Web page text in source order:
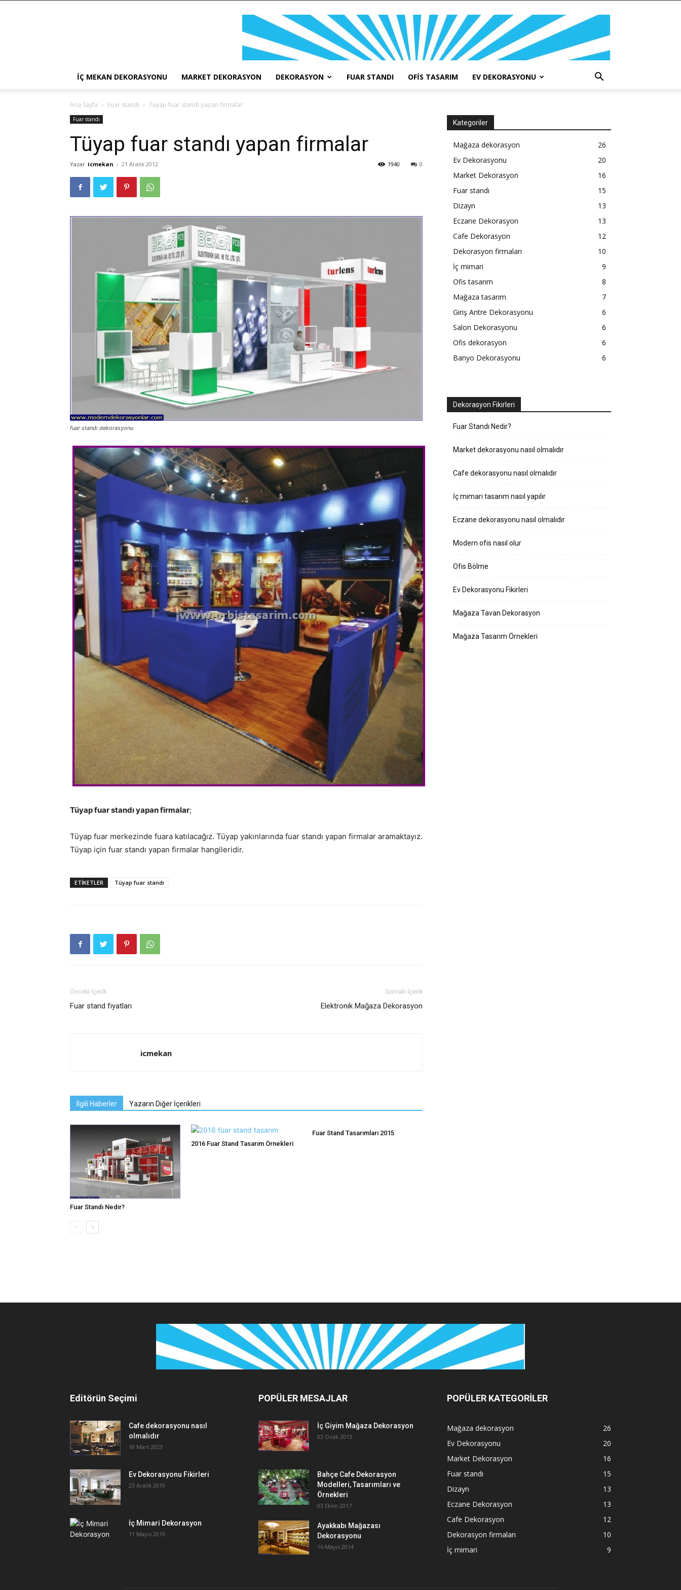
İÇ MEKAN DEKORASYONU MARKET DEKORASYON DEKORASYON FUAR STANDI OFIS TASARIM EV DEKORASYONU
Ana Sayfa Fuar standı Tüyap fuar standı yapan firmalar
Fuar standı
Tüyap fuar standı yapan firmalar
Yazar icmekan - 21 Aralık 2012 0
1940
fuar standı dekorasyonu
Tüyap fuar standı yapan firmalar;
Tüyap fuar merkezinde fuara katılacağız. Tüyap yakınlarında fuar standı yapan firmalar aramaktayız.
Tüyap için fuar standı yapan firmalar hangileridir.
ETIKETLER Tüyap fuar standı
Önceki İçerik
Fuar stand fiyatları
Sonraki İçerik
Elektronik Mağaza Dekorasyon
icmekan
İlgili Haberler Yazarın Diğer İçerikleri
Fuar Standı Nedir?
2016 Fuar Stand Tasarım Örnekleri
Fuar Stand Tasarımları 2015
Kategoriler
Mağaza dekorasyon
26
Ev Dekorasyonu
20
Market Dekorasyon
16
Fuar standı
15
Dizayn
13
Eczane Dekorasyon
13
Cafe Dekorasyon
12
Dekorasyon firmaları
10
İç mimari
9
Ofis tasarım
8
Mağaza tasarım
7
Giriş Antre Dekorasyonu
6
Salon Dekorasyonu
6
Ofis dekorasyon
6
Banyo Dekorasyonu
6
Dekorasyon Fikirleri
Fuar Standı Nedir?
Market dekorasyonu nasıl olmalıdır
Cafe dekorasyonu nasıl olmalıdır
İç mimari tasarım nasıl yapılır
Eczane dekorasyonu nasıl olmalıdır
Modern ofis nasıl olur
Ofis Bölme
Ev Dekorasyonu Fikirleri
Mağaza Tavan Dekorasyon
Mağaza Tasarım Örnekleri
Editörün Seçimi
Cafe dekorasyonu nasıl
olmalıdır
18 Mart 2023
Ev Dekorasyonu Fikirleri
23 Aralık 2019
İç Mimari Dekorasyon
11 Mayıs 2019
POPÜLER MESAJLAR
İç Giyim Mağaza Dekorasyon
03 Ocak 2013
Bahçe Cafe Dekorasyon
Modelleri, Tasarımları ve
Örnekleri
03 Ekim 2017
Ayakkabı Mağazası
Dekorasyonu
16 Mayıs 2014
POPÜLER KATEGORİLER
Mağaza dekorasyon
26
Ev Dekorasyonu
20
Market Dekorasyon
16
Fuar standı
15
Dizayn
13
Eczane Dekorasyon
13
Cafe Dekorasyon
12
Dekorasyon firmaları
10
İç mimari
9